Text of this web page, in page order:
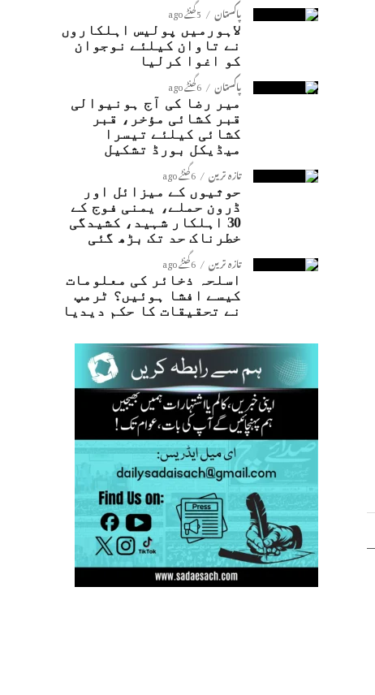
پاکستان 5 گھنٹے ago
لاہورمیں پولیس اہلکاروں
نے تاوان کیلئے نوجوان
کو اغوا کرلیا
پاکستان 6 گھنٹے ago
میر رضا کی آج ہونیوالی
قبر کشائی مؤخر، قبر
کشائی کیلئے تیسرا
میڈیکل بورڈ تشکیل
تازہ ترین 6 گھنٹے ago
حوثیوں کے میزائل اور
ڈرون حملے، یمنی فوج کے
30 اہلکار شہید، کشیدگی
خطرناک حد تک بڑھ گئی
تازہ ترین 6 گھنٹے ago
اسلحہ ذخائر کی معلومات
کیسے افشا ہوئیں؟ ٹرمپ
نے تحقیقات کا حکم دیدیا